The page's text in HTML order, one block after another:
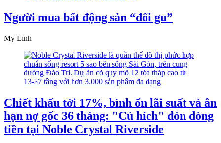
Người mua bất động sản “đổi gu”
Mỹ Linh
Chiết khấu tới 17%, bình ổn lãi suất và ân
hạn nợ gốc 36 tháng: "Cú hích" đón dòng
tiền tại Noble Crystal Riverside